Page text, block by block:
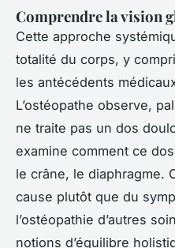
Comprendre la vision
Cette approche
totalité du corps, y
les antécédents
L’ostéopathe observe,
ne traite pas un dos
examine comment ce
le crâne, le diaphragme.
cause plutôt que du
l’ostéopathie d’autres
notions d’équilibre